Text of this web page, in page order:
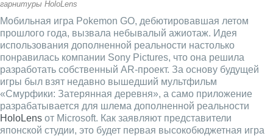
гарнитуры HoloLens
Мобильная игра Pokemon GO, дебютировавшая летом
прошлого года, вызвала небывалый ажиотаж. Идея
использования дополненной реальности настолько
понравилась компании Sony Pictures, что она решила
разработать собственный AR-проект. За основу будущей
игры был взят недавно вышедший мультфильм
«Смурфики: Затерянная деревня», а само приложение
разрабатывается для шлема дополненной реальности
HoloLens от Microsoft. Как заявляют представители
японской студии, это будет первая высокобюджетная игра